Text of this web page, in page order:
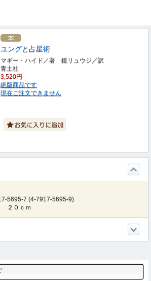
ユングと占星術
マギー・ハイド／著 鏡リュウジ／訳
青土社
3,520円
絶版商品です
現在ご注文できません
5695-7 (4-7917-5695-9)
２０ｃｍ